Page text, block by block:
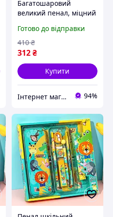
Багатошаровий
великий пенал, міцний
на блискавці, стильний
канцелярський набір
для школяра
Готово до відправки
312₴
410 ₴
Купити
Інтернет магазин KupiPartu 94%